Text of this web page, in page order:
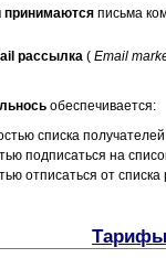
письма
рассылка (Email
обеспечивается:
списка
подписаться на
отписаться от
Тарифы